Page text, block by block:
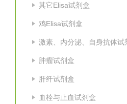
其它Elisa试剂盒
鸡Elisa试剂盒
激素、内分泌、自身抗体试
肿瘤试剂盒
肝纤试剂盒
血栓与止血试剂盒